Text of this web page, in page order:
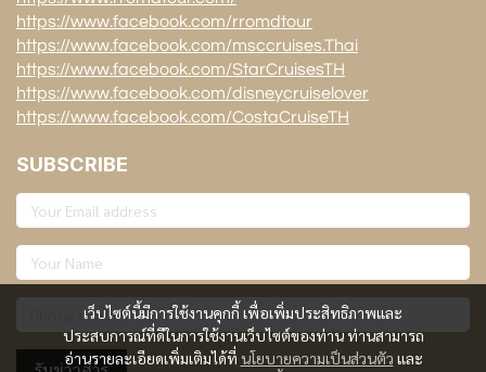
เว็บไซต์นี้มีการใช้งานคุกกี้ เพื่อเพิ่มประสิทธิภาพและ
ประสบการณ์ที่ดีในการใช้งานเว็บไซต์ของท่าน ท่านสามารถ
อ่านรายละเอียดเพิ่มเติมได้ที่ นโยบายความเป็นส่วนตัว และ
https://www.facebook.com/rromdtour
https://www.facebook.com/msccruises.Thai
https://www.facebook.com/StarCruisesTH
https://www.facebook.com/disneycruiselover
https://www.facebook.com/CostaCruiseTH
SUBSCRIBE